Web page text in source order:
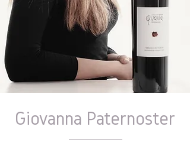
Giovanna Paternoster